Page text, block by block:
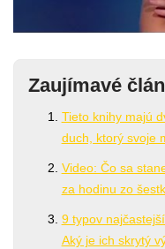
Zaujímavé
Tieto knihy majú
duch, ktorý svoje
Video: Čo sa
za hodinu zo
9 typov
Aký je ich skrytý